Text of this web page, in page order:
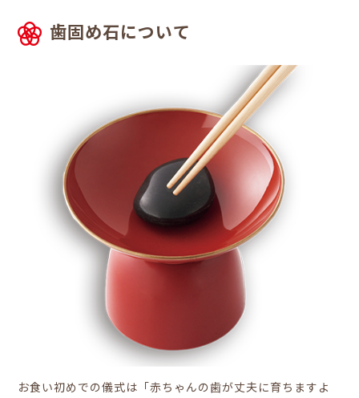
歯固め石について
お食い初めでの儀式は「赤ちゃんの歯が丈夫に育ちますよ